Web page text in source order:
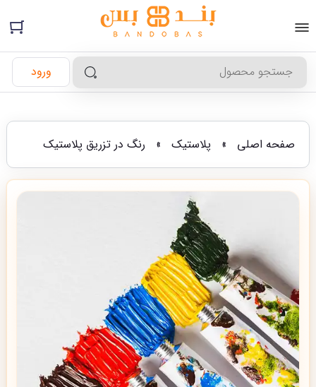
ورود
صفحه اصلی » پلاستیک» رنگ در تزریق پلاستیک